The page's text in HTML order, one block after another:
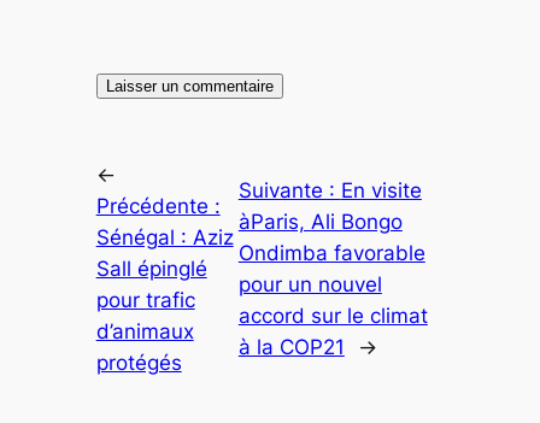
←
Précédente :
Sénégal : Aziz
Sall épinglé
pour trafic
d’animaux
protégés
Suivante : En visite
àParis, Ali Bongo
Ondimba favorable
pour un nouvel
accord sur le climat
à la COP21
→